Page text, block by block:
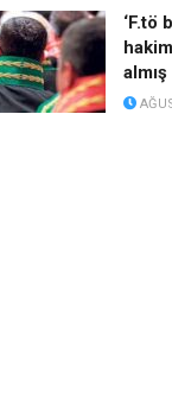
‘F.tö
almış